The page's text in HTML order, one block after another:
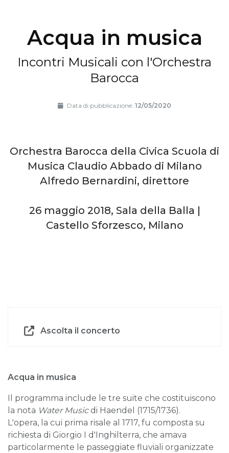
Acqua in musica
Incontri Musicali con l'Orchestra
Barocca
Data di pubblicazione: 12/05/2020
Orchestra Barocca della Civica Scuola di
Musica Claudio Abbado di Milano
Alfredo Bernardini, direttore
26 maggio 2018, Sala della Balla |
Castello Sforzesco, Milano
Ascolta il concerto
Acqua in musica
Il programma include le tre suite che costituiscono
la nota Water Musicdi Haendel (1715/1736).
L'opera, la cui prima risale al 1717, fu composta su
richiesta di Giorgio I d'Inghilterra, che amava
particolarmente le passeggiate fluviali organizzate